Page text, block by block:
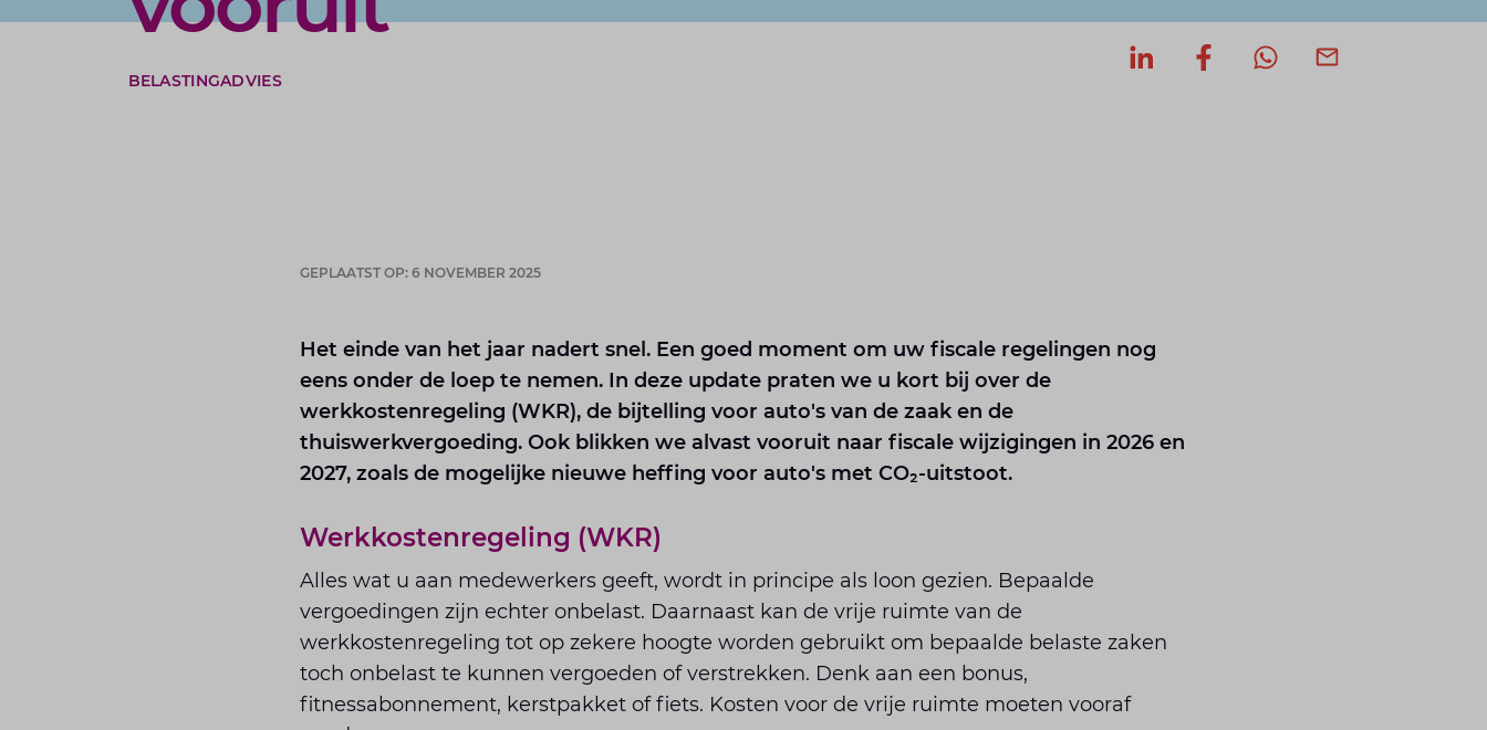
BELASTINGADVIES
GEPLAATST OP: 6 NOVEMBER 2025
Het einde van het jaar nadert snel. Een goed moment om uw fiscale regelingen nog
eens onder de loep te nemen. In deze update praten we u kort bij over de
werkkostenregeling (WKR), de bijtelling voor auto's van de zaak en de
thuiswerkvergoeding. Ook blikken we alvast vooruit naar fiscale wijzigingen in 2026 en
2027, zoals de mogelijke nieuwe heffing voor auto's met CO₂-uitstoot.
Werkkostenregeling (WKR)
Alles wat u aan medewerkers geeft, wordt in principe als loon gezien. Bepaalde
vergoedingen zijn echter onbelast. Daarnaast kan de vrije ruimte van de
werkkostenregeling tot op zekere hoogte worden gebruikt om bepaalde belaste zaken
toch onbelast te kunnen vergoeden of verstrekken. Denk aan een bonus,
fitnessabonnement, kerstpakket of fiets. Kosten voor de vrije ruimte moeten vooraf